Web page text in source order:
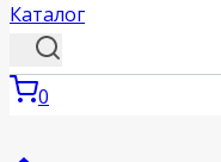
Каталог
0